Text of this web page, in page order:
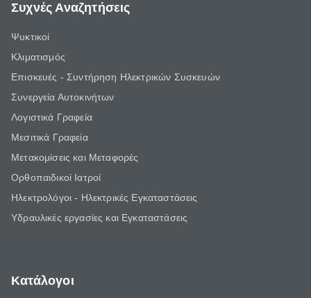
Συχνές Αναζητήσεις
Ψυκτικοί
Κλιματισμός
Επισκευές - Συντήρηση Ηλεκτρικών Συσκευών
Συνεργεία Αυτοκινήτων
Λογιστικά Γραφεία
Μεσιτικά Γραφεία
Μετακομίσεις και Μεταφορές
Ορθοπαιδικοί Ιατροί
Ηλεκτρολόγοι - Ηλεκτρικές Εγκαταστάσεις
Υδραυλικές εργασίες και Εγκαταστάσεις
Κατάλογοι